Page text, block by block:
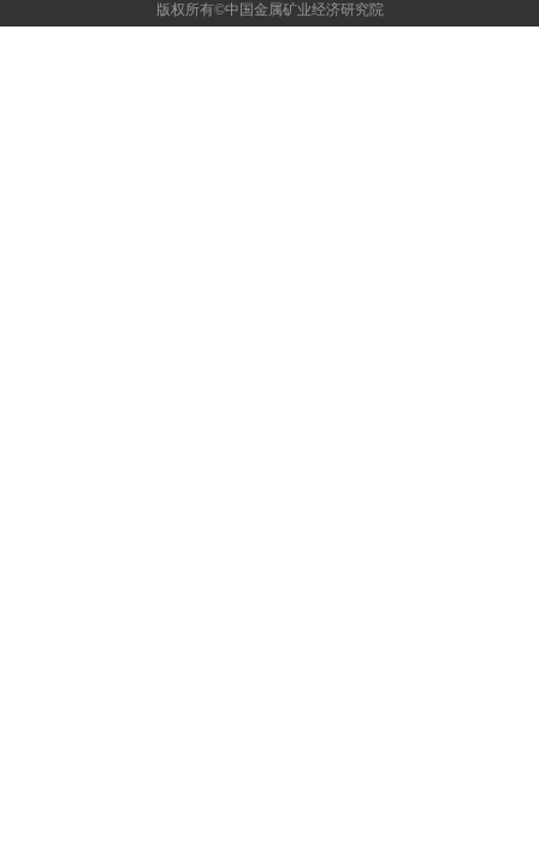
版权所有©中国金属矿业经济研究院